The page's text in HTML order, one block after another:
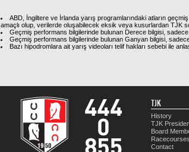
ABD, İngiltere ve İrlanda yarış programlarındaki atların
amaçlı olup, verilerde oluşabilecek eksik veya kusurlardan TJK
Geçmiş performans bilgilerinde bulunan Derece bilgisi, sadece
Geçmiş performans bilgilerinde bulunan Ganyan bilgisi,
Bazı hipodromlara ait yarış videoları telif hakları sebebi ile
TJK
History
TJK
Board
Racecourses
Contact